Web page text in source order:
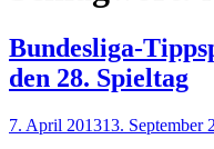
Bundesliga-
den 28. Spieltag
7. April 201313. September